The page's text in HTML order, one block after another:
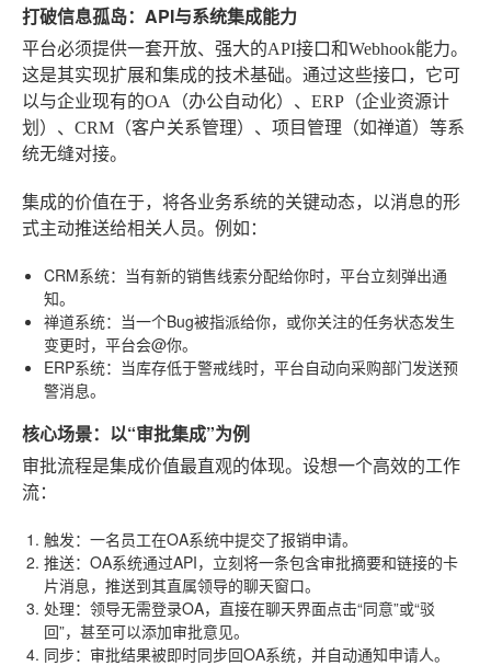
打破信息孤岛：API与系统集成能力
平台必须提供一套开放、强大的API接口和Webhook能力。
这是其实现扩展和集成的技术基础。通过这些接口，它可
以与企业现有的OA（办公自动化）、ERP（企业资源计
划）、CRM（客户关系管理）、项目管理（如禅道）等系
统无缝对接。
集成的价值在于，将各业务系统的关键动态，以消息的形
式主动推送给相关人员。例如：
CRM系统：当有新的销售线索分配给你时，平台立刻弹出通
知。
禅道系统：当一个Bug被指派给你，或你关注的任务状态发生
变更时，平台会@你。
ERP系统：当库存低于警戒线时，平台自动向采购部门发送预
警消息。
核心场景：以“审批集成”为例
审批流程是集成价值最直观的体现。设想一个高效的工作
流：
触发：一名员工在OA系统中提交了报销申请。
推送：OA系统通过API，立刻将一条包含审批摘要和链接的卡
片消息，推送到其直属领导的聊天窗口。
处理：领导无需登录OA，直接在聊天界面点击“同意”或“驳
回”，甚至可以添加审批意见。
同步：审批结果被即时同步回OA系统，并自动通知申请人。